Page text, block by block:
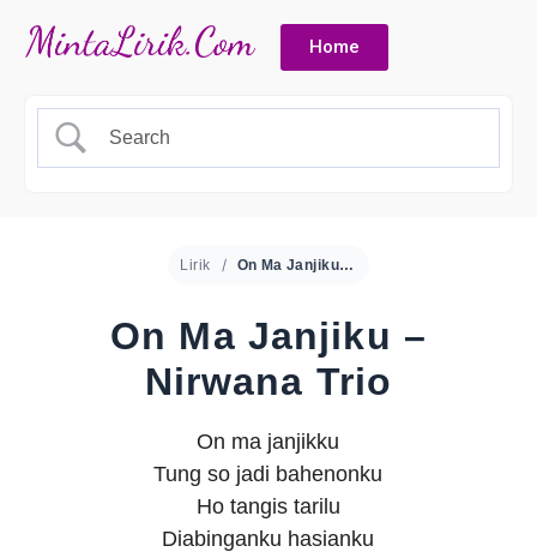
Home
Lirik On Ma Janjiku – Nirwana Trio
On Ma Janjiku –
Nirwana Trio
On ma janjikku
Tung so jadi bahenonku
Ho tangis tarilu
Diabinganku hasianku